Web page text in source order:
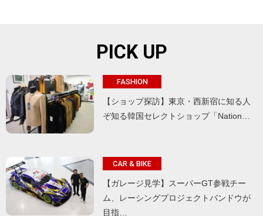
PICK UP
FASHION
【ショップ探訪】東京・西新宿に知る人
ぞ知る韓国セレクトショップ「Nation…
CAR & BIKE
【ガレージ見学】スーパーGT参戦チー
ム、レーシングプロジェクトバンドウが
目指…